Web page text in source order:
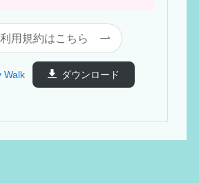
利用規約はこちら
Walk ダウンロード